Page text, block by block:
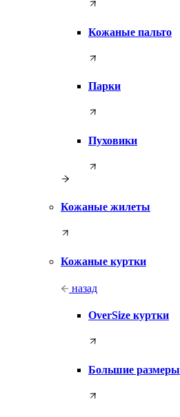
Кожаные пальто
Парки
Пуховики
Кожаные жилеты
Кожаные куртки
назад
OverSize куртки
Большие размеры